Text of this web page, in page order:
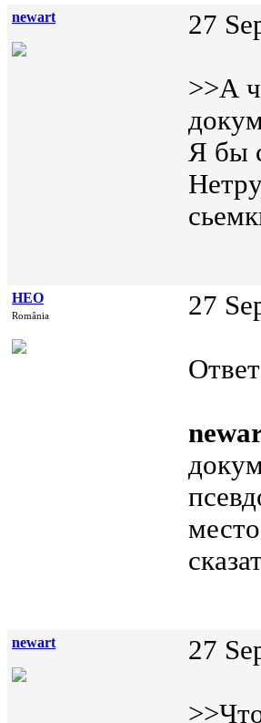
newart 27
>>А
Я бы
НЕО
România 27
newart 27